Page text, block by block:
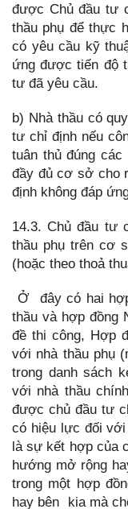
được Chủ đầu tư
thầu phụ để thực
có yêu cầu kỹ
ứng được tiến độ
tư đã yêu cầu.
b) Nhà thầu có
tư chỉ định nếu
tuân thủ đúng
đầy đủ cơ sở cho
định không đáp
14.3. Chủ đầu tư
thầu phụ trên cơ
(hoặc theo thoả
Ở đây có hai
thầu và hợp đồng
đề thi công, Hợp
với nhà thầu phụ
trong danh sách
với nhà thầu
được chủ đầu tư
có hiệu lực đối
là sự kết hợp của
hướng mở rộng
trong một hợp
hay bên kia mà